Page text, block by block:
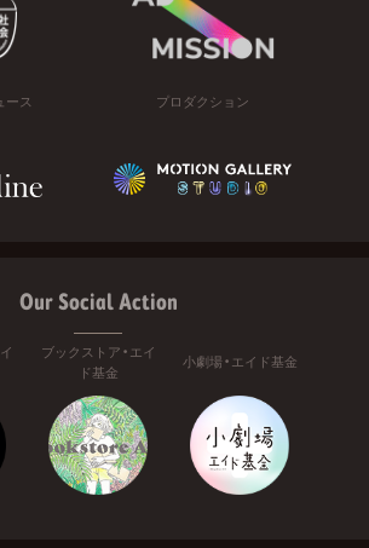
ース プロダクション
Our Social Action
ブックストア・エイ
ド基金
小劇場・エイド基金